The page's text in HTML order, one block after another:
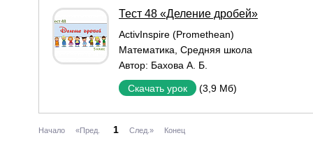
Тест 48 «Деление дробей»
ActivInspire (Promethean)
Математика Средняя школа
Автор: Бахова А. Б.
Скачать урок (3,9 Мб)
Начало «Пред. 1 След.» Конец